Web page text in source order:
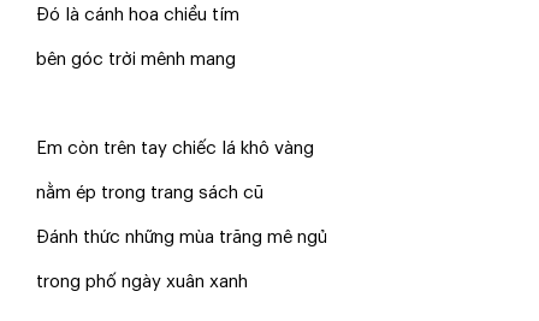
Đó là cánh hoa chiều tím
bên góc trời mênh mang
Em còn trên tay chiếc lá khô vàng
nằm ép trong trang sách cũ
Đánh thức những mùa trăng mê ngủ
trong phố ngày xuân xanh